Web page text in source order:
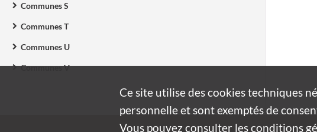
Communes S
Communes T
Communes U
Communes V
Ce site utilise descookiestechniques
personnelle et sont exemptés de
Vous pouvez consulter les conditions